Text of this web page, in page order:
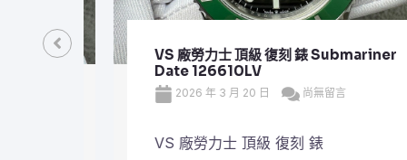
VS 廠勞力士 頂級 復刻 錶 Submariner
Date 126610LV
2026 年 3 月 20 日 尚無留言
VS 廠勞力士 頂級 復刻 錶